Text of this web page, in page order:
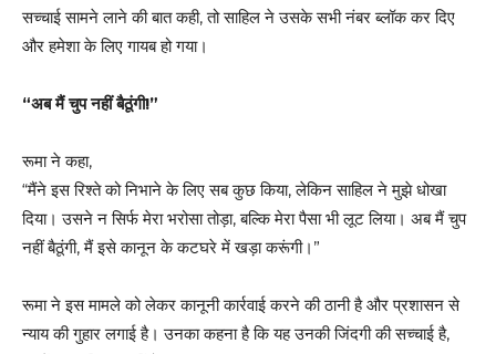
सच्चाई सामने लाने की बात कही, तो साहिल ने उसके सभी नंबर ब्लॉक कर दिए
और हमेशा के लिए गायब हो गया।
“अब मैं चुप नहीं बैठूंगी!”
रूमा ने कहा,
“मैंने इस रिश्ते को निभाने के लिए सब कुछ किया, लेकिन साहिल ने मुझे धोखा
दिया। उसने न सिर्फ मेरा भरोसा तोड़ा, बल्कि मेरा पैसा भी लूट लिया। अब मैं चुप
नहीं बैठूंगी, मैं इसे कानून के कटघरे में खड़ा करूंगी।”
रूमा ने इस मामले को लेकर कानूनी कार्रवाई करने की ठानी है और प्रशासन से
न्याय की गुहार लगाई है। उनका कहना है कि यह उनकी जिंदगी की सच्चाई है,